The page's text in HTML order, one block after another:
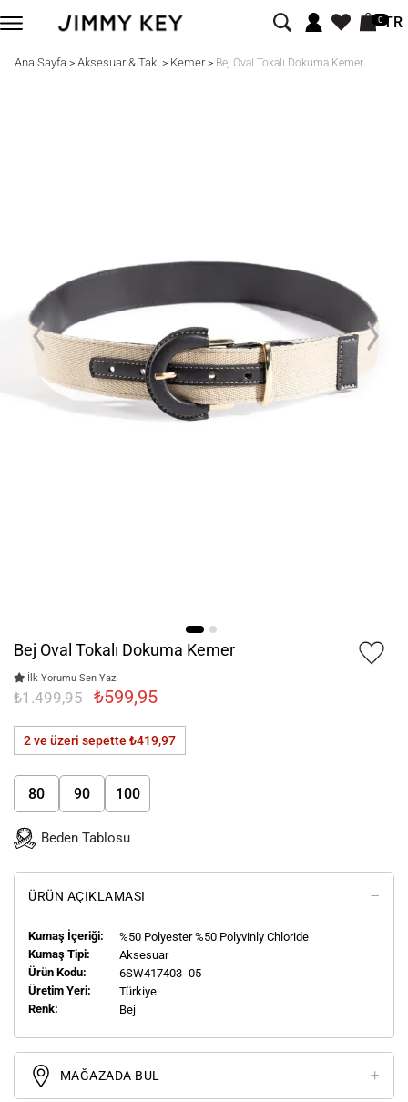
0TR
Ana Sayfa > Aksesuar & Takı > Kemer> Bej Oval Tokalı Dokuma Kemer
Bej Oval Tokalı Dokuma Kemer
İlk Yorumu Sen Yaz!
₺1.499,95 ₺599,95
2 ve üzeri sepette ₺419,97
80 90 100
Beden Tablosu
ÜRÜN AÇIKLAMASI
Kumaş İçeriği:
%50 Polyester %50 Polyvinly Chloride
Kumaş Tipi:
Aksesuar
Ürün Kodu:
6SW417403 -05
Üretim Yeri:
Türkiye
Renk:
Bej
MAĞAZADA BUL